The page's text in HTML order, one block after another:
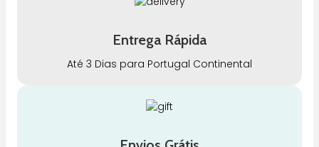
Entrega Rápida
Até 3 Dias para Portugal Continental